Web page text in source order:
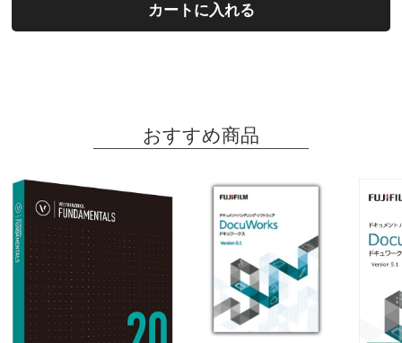
カートに入れる
おすすめ商品